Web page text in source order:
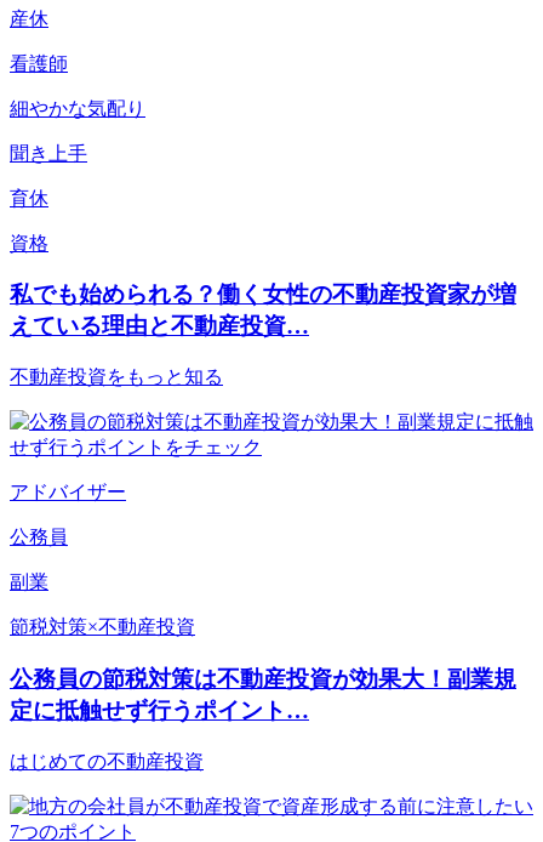
産休
看護師
細やかな気配り
聞き上手
育休
資格
私でも始められる？働く女性の不動産投資家が増
えている理由と不動産投資…
不動産投資をもっと知る
アドバイザー
公務員
副業
節税対策×不動産投資
公務員の節税対策は不動産投資が効果大！副業規
定に抵触せず行うポイント…
はじめての不動産投資